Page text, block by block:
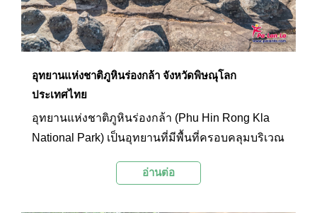
อุทยานแห่งชาติภูหินร่องกล้า จังหวัดพิษณุโลก
ประเทศไทย
อุทยานแห่งชาติภูหินร่องกล้า (Phu Hin Rong Kla
National Park) เป็นอุทยานที่มีพื้นที่ครอบคลุมบริเวณ
พิษณุโลก อำเภอหล่มสัก จังหวัดเพชรบูรณ์ และ
อ่านต่อ